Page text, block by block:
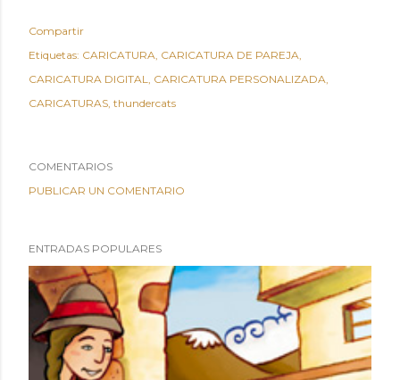
Compartir
Etiquetas: CARICATURA CARICATURA DE PAREJA
CARICATURA DIGITAL CARICATURA PERSONALIZADA
CARICATURAS thundercats
COMENTARIOS
PUBLICAR UN COMENTARIO
ENTRADAS POPULARES